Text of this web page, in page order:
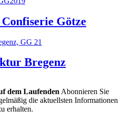
Götze
Bregenz
dem Laufenden Abonnieren Sie
die aktuellsten Informationen
erhalten.